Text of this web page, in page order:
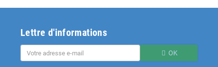
Lettre d'informations
OK